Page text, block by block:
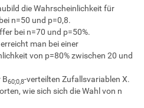
die Wahrscheinlichkeit für
n=50 und p=0,8.
bei n=70 und p=50%.
man bei einer
von p=80% zwischen 20 und
B60;0,8-verteilten Zufallsvariablen X.
wie sich sich die Wahl von n